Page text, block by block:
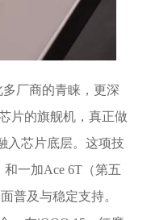
厂商的青睐，更深
片的旗舰机，真正做
入芯片底层。这项技
一加Ace 6T（第五
普及与稳定支持。